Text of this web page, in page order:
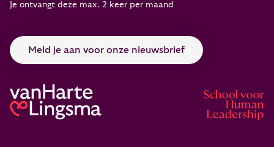
Je ontvangt deze max. 2 keer per maand
Meld je aan voor onze nieuwsbrief